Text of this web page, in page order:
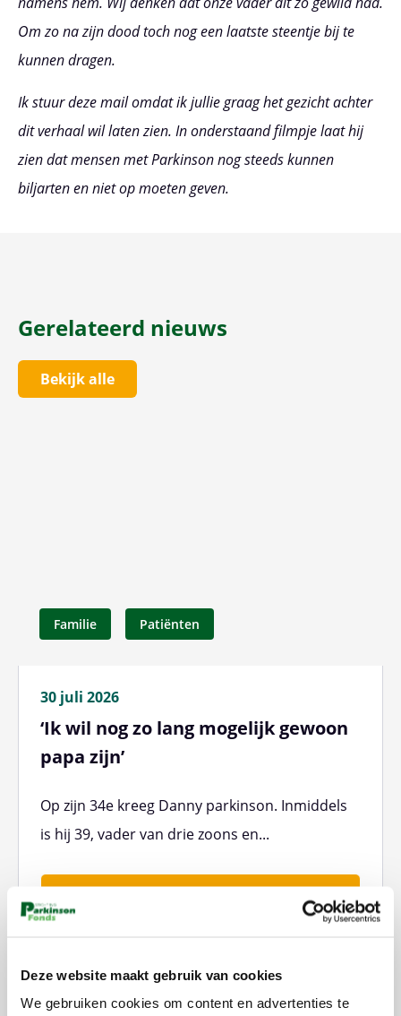
Deze website maakt gebruik van cookies
We gebruiken cookies om content en advertenties te
Om zo na zijn dood toch nog een laatste steentje bij te
kunnen dragen.
Ik stuur deze mail omdat ik jullie graag het gezicht achter
dit verhaal wil laten zien. In onderstaand filmpje laat hij
zien dat mensen met Parkinson nog steeds kunnen
biljarten en niet op moeten geven.
Gerelateerd nieuws
Bekijk alle
Familie Patiënten
30 juli 2026
‘Ik wil nog zo lang mogelijk gewoon
papa zijn’
Op zijn 34e kreeg Danny parkinson. Inmiddels
is hij 39, vader van drie zoons en...
Lees meer